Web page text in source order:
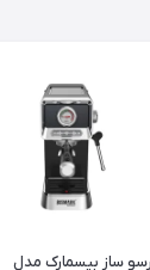
ساز بیسمارک مدل